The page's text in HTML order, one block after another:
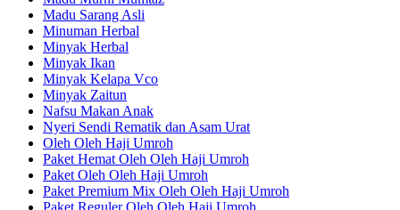
Madu Sarang Asli
Minuman Herbal
Minyak Herbal
Minyak Ikan
Minyak Kelapa Vco
Minyak Zaitun
Nafsu Makan Anak
Nyeri Sendi Rematik dan Asam Urat
Oleh Oleh Haji Umroh
Paket Hemat Oleh Oleh Haji Umroh
Paket Oleh Oleh Haji Umroh
Paket Premium Mix Oleh Oleh Haji Umroh
Paket Reguler Oleh Oleh Haji Umroh